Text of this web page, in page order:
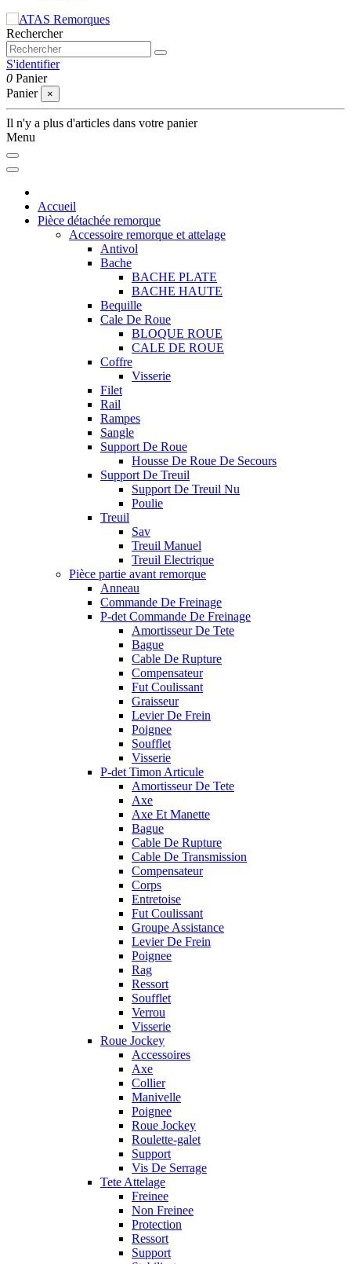
Rechercher
S'identifier
0 Panier
Panier
×
Il n'y a plus d'articles dans votre panier
Menu
Accueil
Pièce détachée remorque
Accessoire remorque et attelage
Antivol
Bache
BACHE PLATE
BACHE HAUTE
Bequille
Cale De Roue
BLOQUE ROUE
CALE DE ROUE
Coffre
Visserie
Filet
Rail
Rampes
Sangle
Support De Roue
Housse De Roue De Secours
Support De Treuil
Support De Treuil Nu
Poulie
Treuil
Sav
Treuil Manuel
Treuil Electrique
Pièce partie avant remorque
Anneau
Commande De Freinage
P-det Commande De Freinage
Amortisseur De Tete
Bague
Cable De Rupture
Compensateur
Fut Coulissant
Graisseur
Levier De Frein
Poignee
Soufflet
Visserie
P-det Timon Articule
Amortisseur De Tete
Axe
Axe Et Manette
Bague
Cable De Rupture
Cable De Transmission
Compensateur
Corps
Entretoise
Fut Coulissant
Groupe Assistance
Levier De Frein
Poignee
Rag
Ressort
Soufflet
Verrou
Visserie
Roue Jockey
Accessoires
Axe
Collier
Manivelle
Poignee
Roue Jockey
Roulette-galet
Support
Vis De Serrage
Tete Attelage
Freinee
Non Freinee
Protection
Ressort
Support